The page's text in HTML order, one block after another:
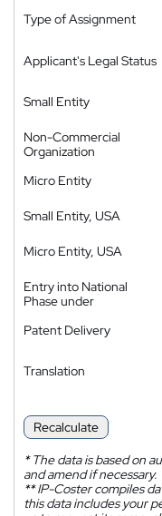
Type of Assignment
Applicant's Legal Status
Small Entity
Non-Commercial
Organization
Micro Entity
Small Entity, USA
Micro Entity, USA
Entry into National
Phase under
Patent Delivery
Translation
Recalculate
*The data is based on
and amend if necessary.
**IP-Coster compiles
this data includes your